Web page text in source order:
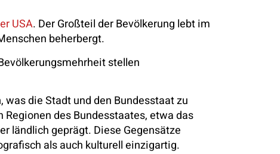
USA. Der Großteil der Bevölkerung lebt im
beherbergt.
stellen
die Stadt und den Bundesstaat zu
des Bundesstaates, etwa das
ländlich geprägt. Diese Gegensätze
als auch kulturell einzigartig.